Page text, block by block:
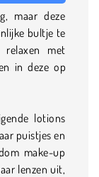
maar deze
bultje te
relaxen met
in deze op
lotions
puistjes en
make-up
lenzen uit,